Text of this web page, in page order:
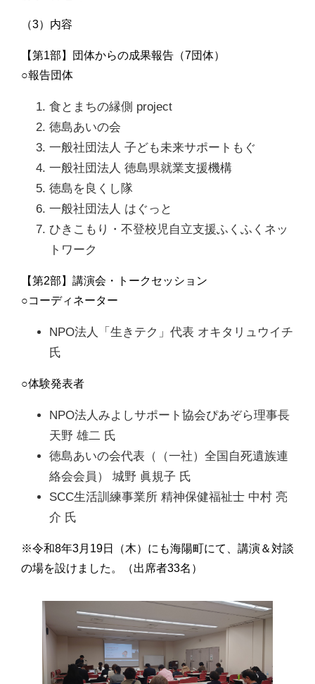
（3）内容
【第1部】団体からの成果報告（7団体）
○報告団体
食とまちの縁側 project
徳島あいの会
一般社団法人 子ども未来サポートもぐ
一般社団法人 徳島県就業支援機構
徳島を良くし隊
一般社団法人 はぐっと
ひきこもり・不登校児自立支援ふくふくネッ
トワーク
【第2部】講演会・トークセッション
○コーディネーター
NPO法人「生きテク」代表 オキタリュウイチ
氏
○体験発表者
NPO法人みよしサポート協会ぴあぞら理事長
天野 雄二 氏
徳島あいの会代表（（一社）全国自死遺族連
絡会会員） 城野 眞規子 氏
SCC生活訓練事業所 精神保健福祉士 中村 亮
介 氏
※令和8年3月19日（木）にも海陽町にて、講演＆対談
の場を設けました。（出席者33名）